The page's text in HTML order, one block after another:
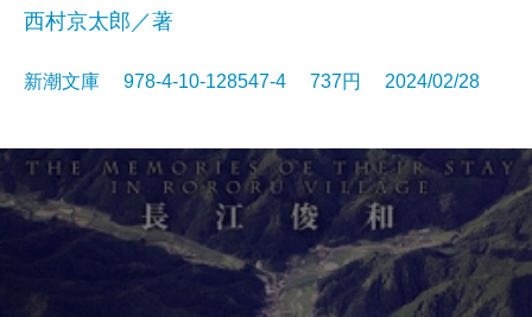
西村京太郎／著
新潮文庫 978-4-10-128547-4 737円 2024/02/28